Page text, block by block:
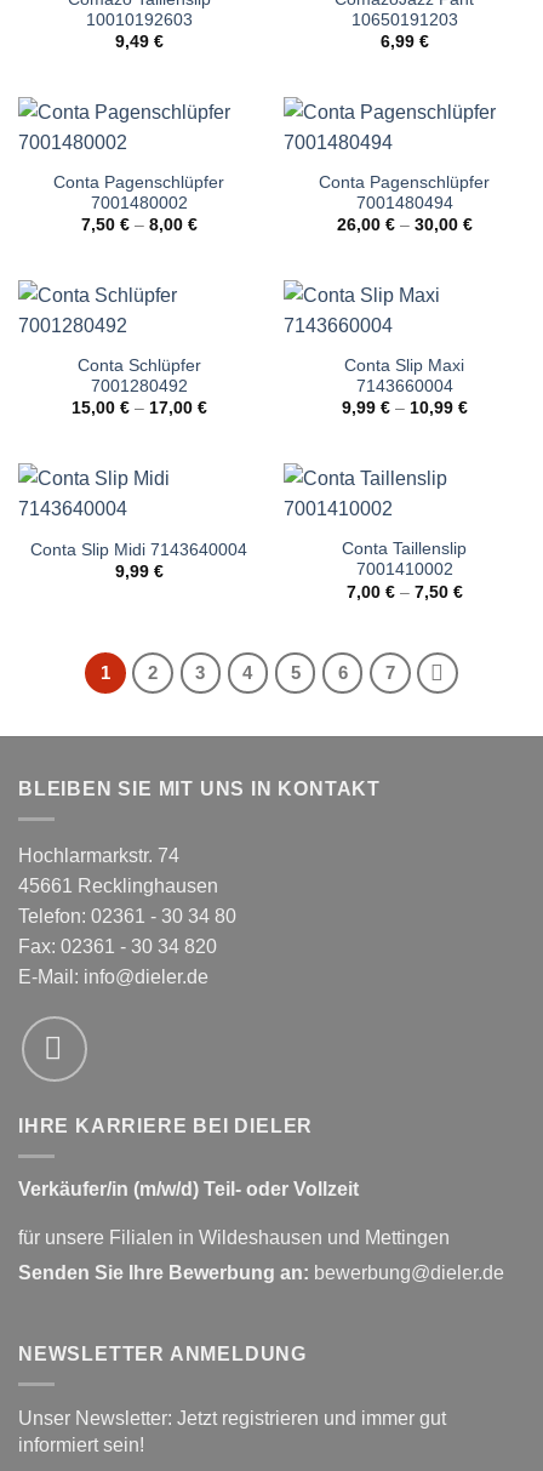
10010192603
9,49 €
10650191203
6,99 €
Conta Pagenschlüpfer
7001480002
7,50 €– 8,00 €
Conta Pagenschlüpfer
7001480494
26,00 €– 30,00 €
Conta Schlüpfer
7001280492
15,00 €– 17,00 €
Conta Slip Maxi
7143660004
9,99 €– 10,99 €
Conta Slip Midi 7143640004
9,99 €
Conta Taillenslip
7001410002
7,00 €– 7,50 €
1 2 3 4 5 6 7
BLEIBEN SIE MIT UNS IN KONTAKT
Hochlarmarkstr. 74
45661 Recklinghausen
Telefon: 02361 - 30 34 80
Fax: 02361 - 30 34 820
E-Mail: info@dieler.de
IHRE KARRIERE BEI DIELER
Verkäufer/in (m/w/d) Teil- oder Vollzeit
für unsere Filialen in Wildeshausen und Mettingen
Senden Sie Ihre Bewerbung an: bewerbung@dieler.de
NEWSLETTER ANMELDUNG
Unser Newsletter: Jetzt registrieren und immer gut
informiert sein!